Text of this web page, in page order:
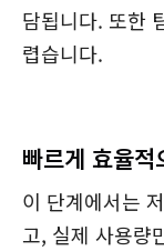
담됩니다. 또한
렵습니다.
빠르게 효율
이 단계에서는
고, 실제 사용량